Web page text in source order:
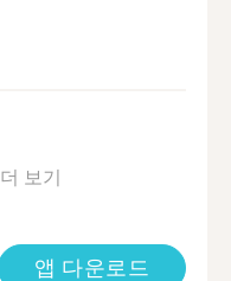
더 보기
앱 다운로드